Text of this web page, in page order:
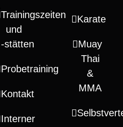
Trainingszeiten
und
‑stätten
Probetraining
Kontakt
Interner
Karate
Muay
Thai
&
MMA